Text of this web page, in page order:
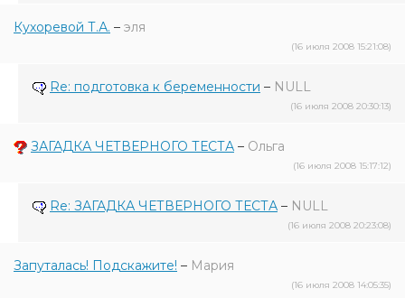
Кухоревой Т.А. – эля
(16 июля 2008 15:21:08)
Re: подготовка к беременности – NULL
(16 июля 2008 20:30:13)
ЗАГАДКА ЧЕТВЕРНОГО ТЕСТА – Ольга
(16 июля 2008 15:17:12)
Re: ЗАГАДКА ЧЕТВЕРНОГО ТЕСТА – NULL
(16 июля 2008 20:23:08)
Запуталась! Подскажите! – Мария
(16 июля 2008 14:05:35)